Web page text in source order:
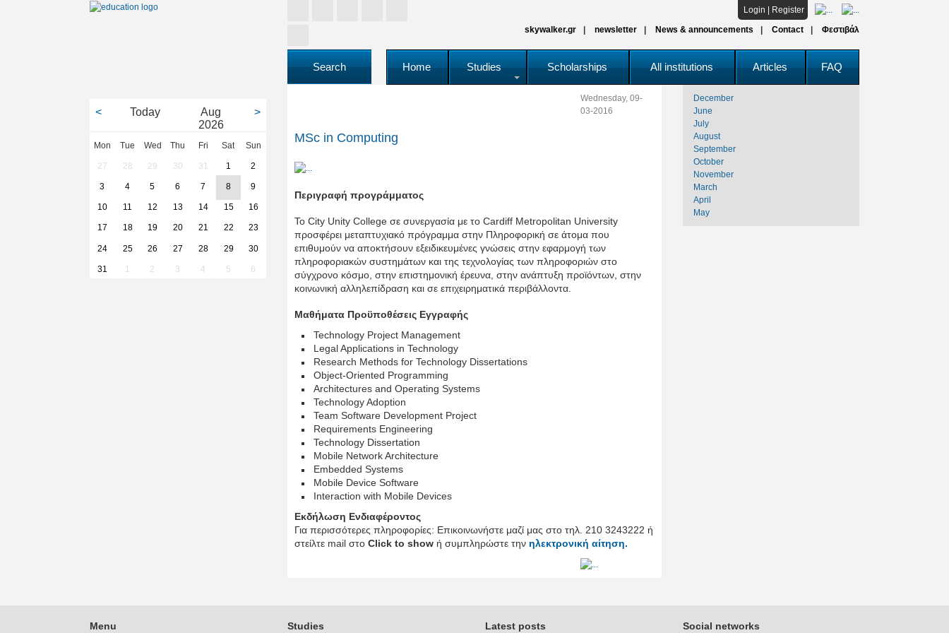
Login
Register
skywalker.gr
newsletter News & announcements Contact Φεστιβάλ
Search Home Studies Scholarships All institutions Articles FAQ
< Today
Aug
2026
>
Mon Tue Wed Thu Fri Sat Sun
27 28 29 30 31 1 2
3 4 5 6 7 8 9
10 11 12 13 14 15 16
17 18 19 20 21 22 23
24 25 26 27 28 29 30
31 1 2 3 4 5 6
Wednesday, 09-
03-2016
MSc in Computing
Περιγραφή προγράμματος
Το City Unity College σε συνεργασία με το Cardiff Metropolitan University
προσφέρει μεταπτυχιακό πρόγραμμα στην Πληροφορική σε άτομα που
επιθυμούν να αποκτήσουν εξειδικευμένες γνώσεις στην εφαρμογή των
πληροφοριακών συστημάτων και της τεχνολογίας των πληροφοριών στο
σύγχρονο κόσμο, στην επιστημονική έρευνα, στην ανάπτυξη προϊόντων, στην
κοινωνική αλληλεπίδραση και σε επιχειρηματικά περιβάλλοντα.
Μαθήματα Προϋποθέσεις Εγγραφής
Technology Project Management
Legal Applications in Technology
Research Methods for Technology Dissertations
Object-Oriented Programming
Architectures and Operating Systems
Technology Adoption
Team Software Development Project
Requirements Engineering
Technology Dissertation
Mobile Network Architecture
Embedded Systems
Mobile Device Software
Ιnteraction with Mobile Devices
Εκδήλωση Ενδιαφέροντος
Για περισσότερες πληροφορίες: Eπικοινωνήστε μαζί μας στο τηλ. 210 3243222 ή
στείλτε mail στο Click to show ή συμπληρώστε την ηλεκτρονική αίτηση.
December
June
July
August
September
October
November
March
April
May
Menu Studies Latest posts Social networks